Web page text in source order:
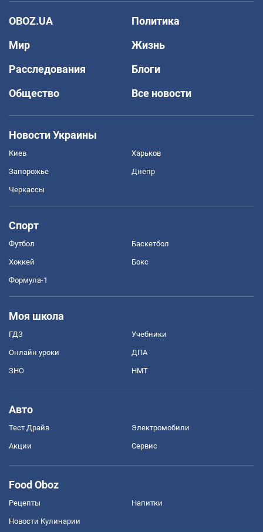
OBOZ.UA
Политика
Мир
Жизнь
Расследования
Блоги
Общество
Все новости
Новости Украины
Киев Харьков
Запорожье Днепр
Черкассы
Спорт
Футбол Баскетбол
Хоккей Бокс
Формула-1
Моя школа
ГДЗ Учебники
Онлайн уроки ДПА
ЗНО НМТ
Авто
Тест Драйв Электромобили
Акции Сервис
Food Oboz
Рецепты Напитки
Новости Кулинарии